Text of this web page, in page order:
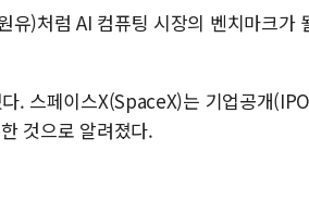
)처럼 AI 컴퓨팅 시장의 벤치마크가
. 스페이스X(SpaceX)는 기업공개
것으로 알려졌다.